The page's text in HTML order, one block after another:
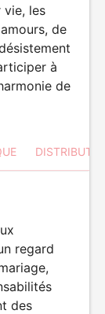
vie, les
de
à
de
regard
des